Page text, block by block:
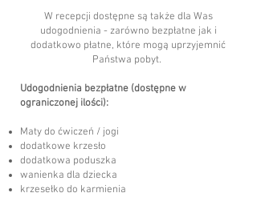
W recepcji dostępne są także dla Was
udogodnienia - zarówno bezpłatne jak i
dodatkowo płatne, które mogą uprzyjemnić
Państwa pobyt.
Udogodnienia bezpłatne (dostępne w
ograniczonej ilości):
Maty do ćwiczeń / jogi
dodatkowe krzesło
dodatkowa poduszka
wanienka dla dziecka
krzesełko do karmienia